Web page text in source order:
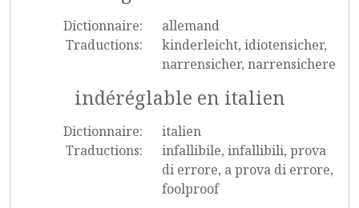
Dictionnaire:
allemand
Traductions:
kinderleicht, idiotensicher,
narrensicher, narrensichere
indéréglable en italien
Dictionnaire:
italien
Traductions:
infallibile, infallibili, prova
di errore, a prova di errore,
foolproof